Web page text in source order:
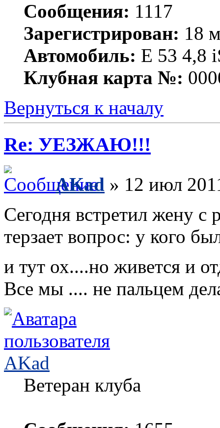
Сообщения: 1117
Зарегистрирован: 18
Автомобиль: Е 53 4,8
Клубная карта №:
Вернуться к началу
Re: УЕЗЖАЮ!!!
AKad » 12 июл
Сегодня встретил жену
терзает вопрос: у кого
и тут ох....но живется и
Все мы .... не пальцем
AKad
Ветеран клуба